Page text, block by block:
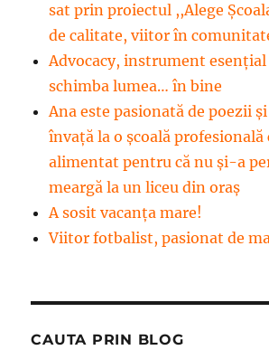
sat prin proiectul ,,Alege
de calitate, viitor în
Advocacy, instrument
schimba lumea… în bine
Ana este pasionată de poezii
învață la o școală
alimentat pentru că nu și-a
meargă la un liceu din oraș
A sosit vacanța mare!
Viitor fotbalist, pasionat de
CAUTA PRIN BLOG